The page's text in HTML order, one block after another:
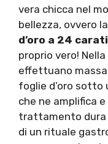
vera chicca nel
bellezza, ovvero la
d’oro a 24 carati
proprio vero!
effettuano
foglie d’oro sotto
che ne amplifica
trattamento dura
di un rituale